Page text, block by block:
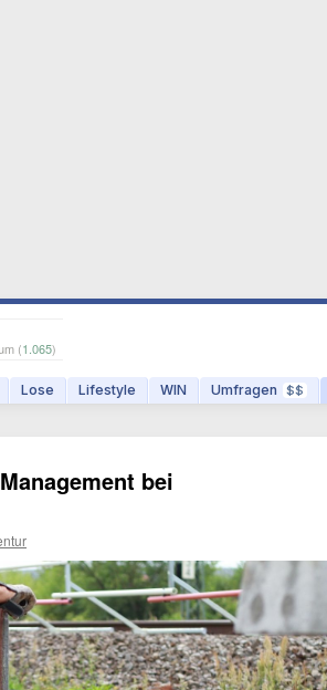
(1.065)
Lose Lifestyle WIN Umfragen $$
bei